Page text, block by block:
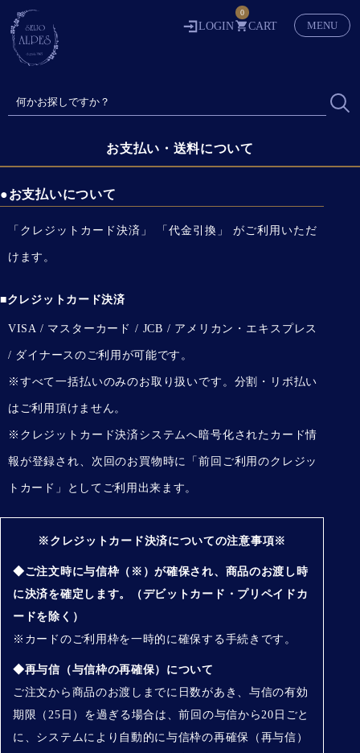
LOGIN CART
0
MENU
お支払い・送料について
●お支払いについて
「クレジットカード決済」 「代金引換」 がご利用いただ
けます。
■クレジットカード決済
VISA / マスターカード / JCB / アメリカン・エキスプレス
/ ダイナースのご利用が可能です。
※すべて一括払いのみのお取り扱いです。分割・リボ払い
はご利用頂けません。
※クレジットカード決済システムへ暗号化されたカード情
報が登録され、次回のお買物時に「前回ご利用のクレジッ
トカード」としてご利用出来ます。
※クレジットカード決済についての注意事項※
◆ご注文時に与信枠（※）が確保され、商品のお渡し時
に決済を確定します。（デビットカード・プリペイドカ
ードを除く）
※カードのご利用枠を一時的に確保する手続きです。
◆再与信（与信枠の再確保）について
ご注文から商品のお渡しまでに日数があき、与信の有効
期限（25日）を過ぎる場合は、前回の与信から20日ごと
に、システムにより自動的に与信枠の再確保（再与信）